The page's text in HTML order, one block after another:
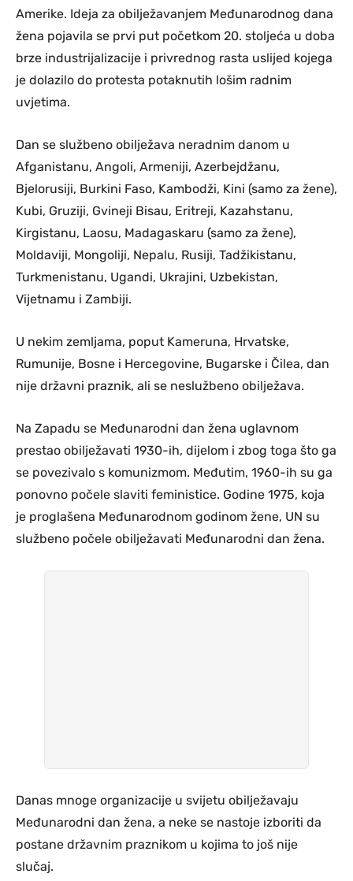
Amerike. Ideja za obilježavanjem Međunarodnog dana
žena pojavila se prvi put početkom 20. stoljeća u doba
brze industrijalizacije i privrednog rasta uslijed kojega
je dolazilo do protesta potaknutih lošim radnim
uvjetima.
Dan se službeno obilježava neradnim danom u
Afganistanu, Angoli, Armeniji, Azerbejdžanu,
Bjelorusiji, Burkini Faso, Kambodži, Kini (samo za žene),
Kubi, Gruziji, Gvineji Bisau, Eritreji, Kazahstanu,
Kirgistanu, Laosu, Madagaskaru (samo za žene),
Moldaviji, Mongoliji, Nepalu, Rusiji, Tadžikistanu,
Turkmenistanu, Ugandi, Ukrajini, Uzbekistan,
Vijetnamu i Zambiji.
U nekim zemljama, poput Kameruna, Hrvatske,
Rumunije, Bosne i Hercegovine, Bugarske i Čilea, dan
nije državni praznik, ali se neslužbeno obilježava.
Na Zapadu se Međunarodni dan žena uglavnom
prestao obilježavati 1930-ih, dijelom i zbog toga što ga
se povezivalo s komunizmom. Međutim, 1960-ih su ga
ponovno počele slaviti feministice. Godine 1975, koja
je proglašena Međunarodnom godinom žene, UN su
službeno počele obilježavati Međunarodni dan žena.
Danas mnoge organizacije u svijetu obilježavaju
Međunarodni dan žena, a neke se nastoje izboriti da
postane državnim praznikom u kojima to još nije
slučaj.